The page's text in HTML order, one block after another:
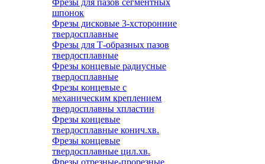
Фрезы для пазов сегментных
шпонок
Фрезы дисковые 3-хсторонние
твердосплавные
Фрезы для Т-образных пазов
твердосплавные
Фрезы концевые радиусные
твердосплавные
Фрезы концевые с
механическим креплением
твердосплавны хпластин
Фрезы концевые
твердосплавные конич.хв.
Фрезы концевые
твердосплавные цил.хв.
Фрезы отрезные-прорезные